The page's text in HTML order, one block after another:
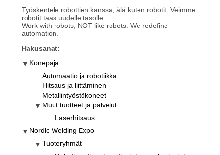
Työskentele robottien kanssa, älä kuten robotit. Veimme
robotit taas uudelle tasolle.
Work with robots, NOT like robots. We redefine
automation.
Hakusanat:
Konepaja
Automaatio ja robotiikka
Hitsaus ja liittäminen
Metallintyöstökoneet
Muut tuotteet ja palvelut
Laserhitsaus
Nordic Welding Expo
Tuoteryhmät